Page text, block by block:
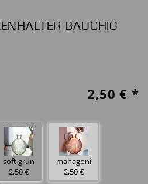
BAUCHIG
2,50 € *
soft grün
2,50 €
mahagoni
2,50 €